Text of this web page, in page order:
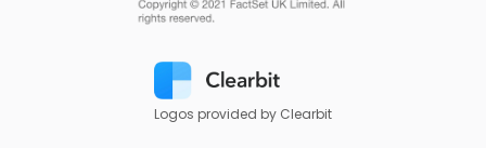
Logos provided by Clearbit